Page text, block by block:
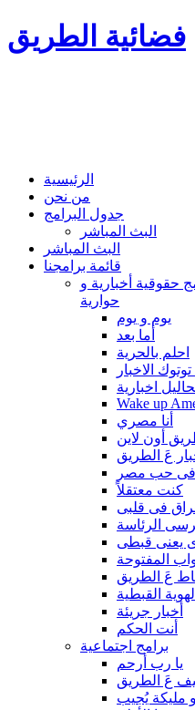
فضائية الطريق
الرئيسية
من نحن
جدول البرامج
البث المباشر
البث المباشر
قائمة برامجنا
حقوقية أخبارية و
حوارية
يوم و يوم
أما بعد
احلم بالحرية
الاخبار
اخبارية
Wake up
أنا مصري
أون لاين
عَ الطريق
فى حب مصر
كنت معتقلاً
فى قلبى
الرئاسة
يعنى قبطى
المفتوحة
عَ الطريق
الهوية القبطية
أخبار جريئة
أنت الحكم
برامج اجتماعية
يا رب أرحم
عَ الطريق
مليكة يُجيب